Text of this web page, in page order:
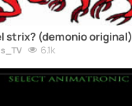
strix? (demonio original)
6.1k